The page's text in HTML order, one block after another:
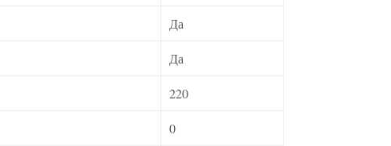
Да
Да
220
0